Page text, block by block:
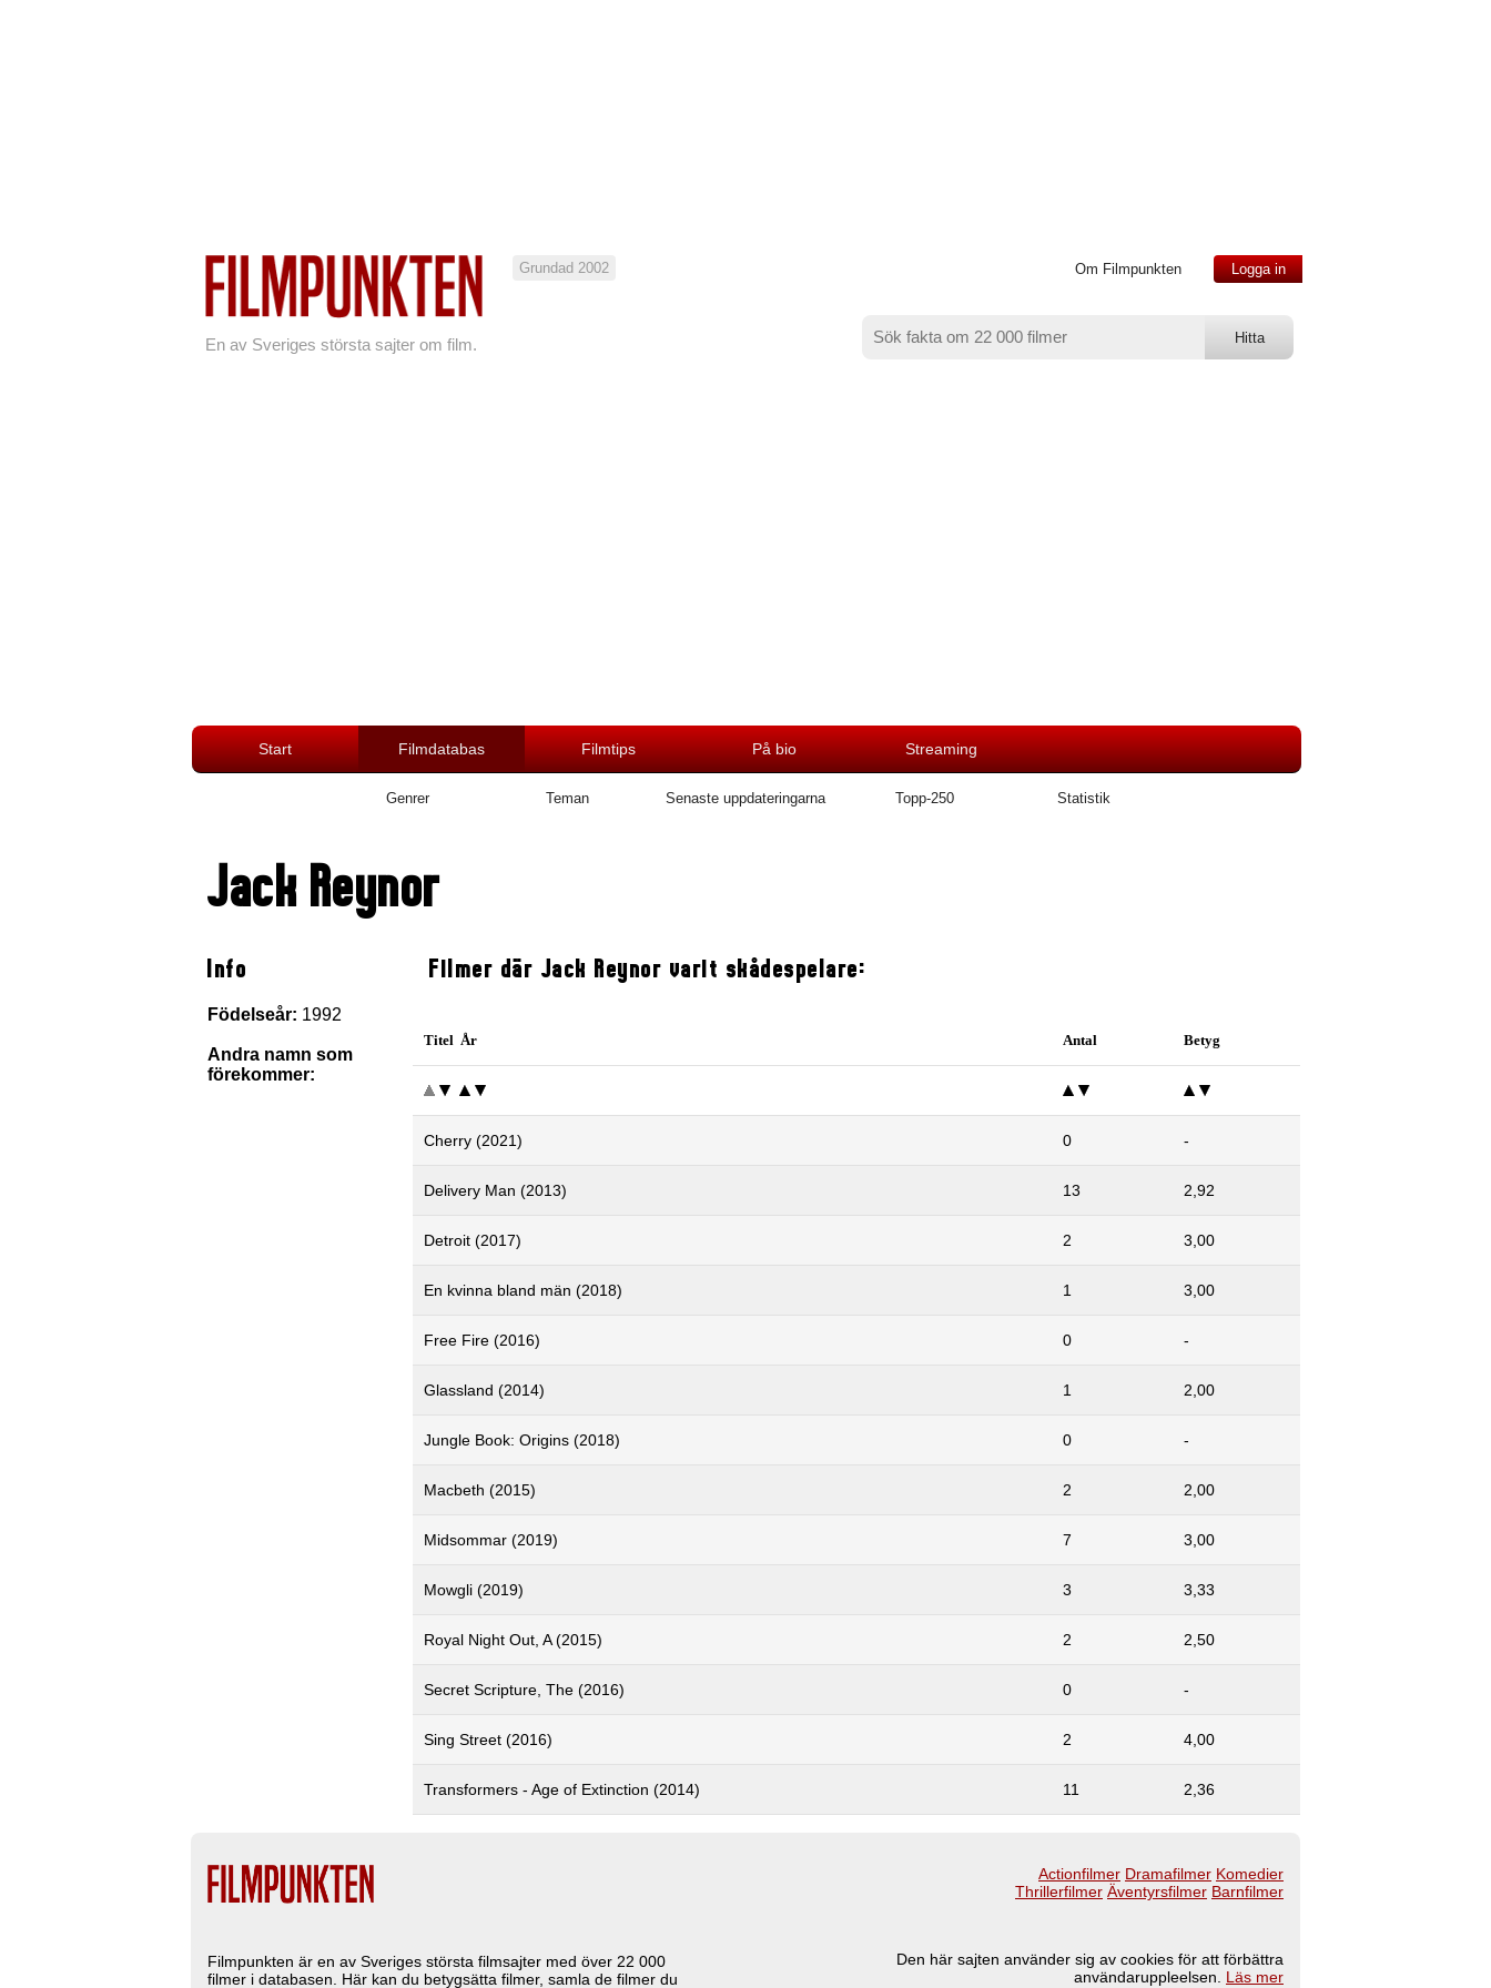
En av Sveriges största sajter om film.
Grundad 2002 Om Filmpunkten Logga in
Start Filmdatabas Filmtips På bio Streaming
Genrer Teman Senaste uppdateringarna Topp-250 Statistik
Jack Reynor
Info
Födelseår: 1992
Andra namn som
förekommer:
Filmer där Jack Reynor varit skådespelare:
Titel År Antal Betyg
Cherry (2021) 0 -
Delivery Man (2013) 13 2,92
Detroit (2017) 2 3,00
En kvinna bland män (2018) 1 3,00
Free Fire (2016) 0 -
Glassland (2014) 1 2,00
Jungle Book: Origins (2018) 0 -
Macbeth (2015) 2 2,00
Midsommar (2019) 7 3,00
Mowgli (2019) 3 3,33
Royal Night Out, A (2015) 2 2,50
Secret Scripture, The (2016) 0 -
Sing Street (2016) 2 4,00
Transformers - Age of Extinction (2014) 11 2,36
Filmpunkten är en av Sveriges största filmsajter med över 22 000
filmer i databasen. Här kan du betygsätta filmer, samla de filmer du
Actionfilmer Dramafilmer Komedier
Thrillerfilmer Äventyrsfilmer Barnfilmer
Den här sajten använder sig av cookies för att förbättra
användaruppleelsen. Läs mer